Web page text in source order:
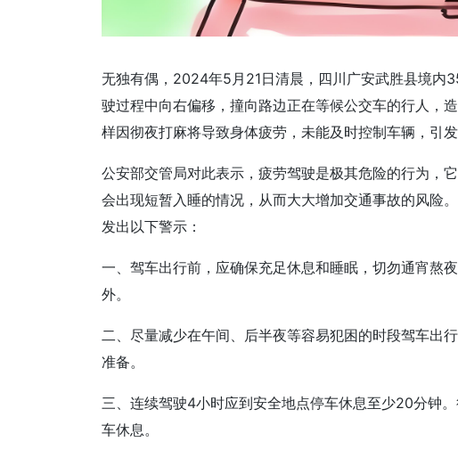
无独有偶，2024年5月21日清晨，四川广安武胜县境内
驶过程中向右偏移，撞向路边正在等候公交车的行人，
样因彻夜打麻将导致身体疲劳，未能及时控制车辆，引发
公安部交管局对此表示，疲劳驾驶是极其危险的行为，
会出现短暂入睡的情况，从而大大增加交通事故的风险
发出以下警示：
一、驾车出行前，应确保充足休息和睡眠，切勿通宵熬
外。
二、尽量减少在午间、后半夜等容易犯困的时段驾车出
准备。
三、连续驾驶4小时应到安全地点停车休息至少20分钟
车休息。